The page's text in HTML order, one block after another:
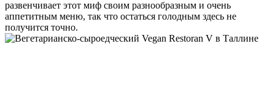
развенчивает этот миф своим разнообразным и очень
аппетитным меню, так что остаться голодным здесь не
получится точно.